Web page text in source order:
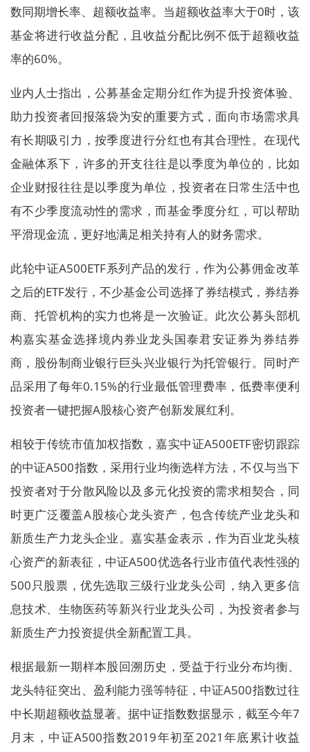
数同期增长率、超额收益率。当超额收益率大于0时，该
基金将进行收益分配，且收益分配比例不低于超额收益
率的60%。
业内人士指出，公募基金定期分红作为提升投资体验、
助力投资者回报落袋为安的重要方式，面向市场需求具
有长期吸引力，按季度进行分红也有其合理性。在现代
金融体系下，许多的开支往往是以季度为单位的，比如
企业财报往往是以季度为单位，投资者在日常生活中也
有不少季度流动性的需求，而基金季度分红，可以帮助
平滑现金流，更好地满足相关持有人的财务需求。
此轮中证A500ETF系列产品的发行，作为公募佣金改革
之后的ETF发行，不少基金公司选择了券结模式，券结券
商、托管机构的实力也将是一次验证。此次公募头部机
构嘉实基金选择境内券业龙头国泰君安证券为券结券
商，股份制商业银行巨头兴业银行为托管银行。同时产
品采用了每年0.15%的行业最低管理费率，低费率便利
投资者一键把握A股核心资产创新发展红利。
相较于传统市值加权指数，嘉实中证A500ETF密切跟踪
的中证A500指数，采用行业均衡选样方法，不仅与当下
投资者对于分散风险以及多元化投资的需求相契合，同
时更广泛覆盖A股核心龙头资产，包含传统产业龙头和
新质生产力龙头企业。嘉实基金表示，作为百业龙头核
心资产的新表征，中证A500优选各行业市值代表性强的
500只股票，优先选取三级行业龙头公司，纳入更多信
息技术、生物医药等新兴行业龙头公司，为投资者参与
新质生产力投资提供全新配置工具。
根据最新一期样本股回溯历史，受益于行业分布均衡、
龙头特征突出、盈利能力强等特征，中证A500指数过往
中长期超额收益显著。据中证指数数据显示，截至今年7
月末，中证A500指数2019年初至2021年底累计收益